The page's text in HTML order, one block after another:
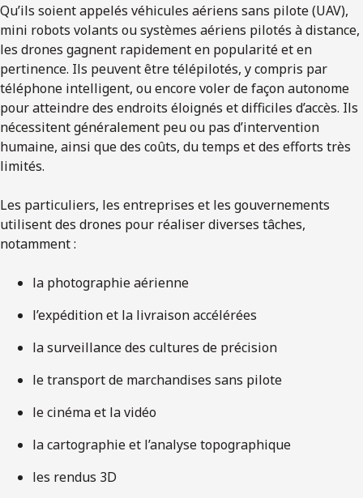
Qu’ils soient appelés véhicules aériens sans pilote (UAV),
mini robots volants ou systèmes aériens pilotés à distance,
les drones gagnent rapidement en popularité et en
pertinence. Ils peuvent être télépilotés, y compris par
téléphone intelligent, ou encore voler de façon autonome
pour atteindre des endroits éloignés et difficiles d’accès. Ils
nécessitent généralement peu ou pas d’intervention
humaine, ainsi que des coûts, du temps et des efforts très
limités.
Les particuliers, les entreprises et les gouvernements
utilisent des drones pour réaliser diverses tâches,
notamment :
la photographie aérienne
l’expédition et la livraison accélérées
la surveillance des cultures de précision
le transport de marchandises sans pilote
le cinéma et la vidéo
la cartographie et l’analyse topographique
les rendus 3D